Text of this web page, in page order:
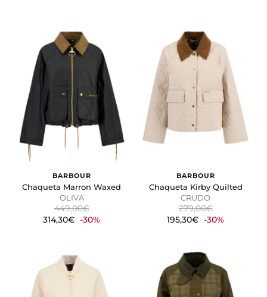
BARBOUR
Chaqueta Marron Waxed
OLIVA
449,00€
314,30€ -30%
BARBOUR
Chaqueta Kirby Quilted
CRUDO
279,00€
195,30€ -30%